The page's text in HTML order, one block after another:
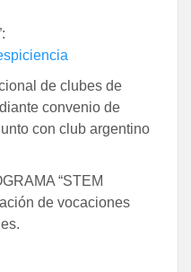
de clubes de
convenio de
con club argentino
“STEM
de vocaciones